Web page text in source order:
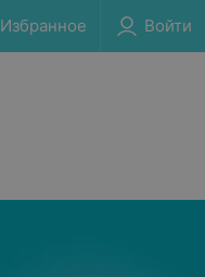
Избранное Войти